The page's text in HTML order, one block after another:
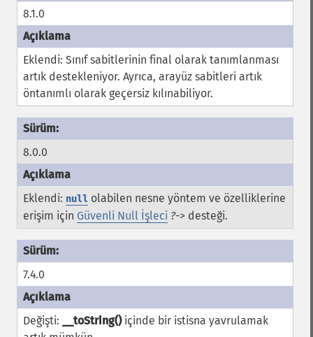
8.1.0
Eklendi: Sınıf sabitlerinin final olarak tanımlanması
artık destekleniyor. Ayrıca, arayüz sabitleri artık
öntanımlı olarak geçersiz kılınabiliyor.
8.0.0
Eklendi: null olabilen nesne yöntem ve özelliklerine
erişim için Güvenli Null İşleci ?-> desteği.
7.4.0
Değişti: __toString()içinde bir istisna yavrulamak